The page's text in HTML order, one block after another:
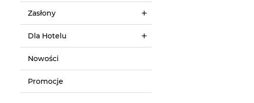
Zasłony
Dla Hotelu
Nowości
Promocje